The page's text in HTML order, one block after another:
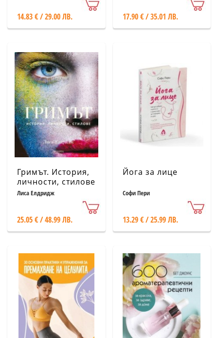
14.83 € / 29.00 ЛВ. 17.90 € / 35.01 ЛВ.
Гримът. История,
личности, стилове
Лиса Елдридж
25.05 € / 48.99 ЛВ.
Йога за лице
Софи Пери
13.29 € / 25.99 ЛВ.